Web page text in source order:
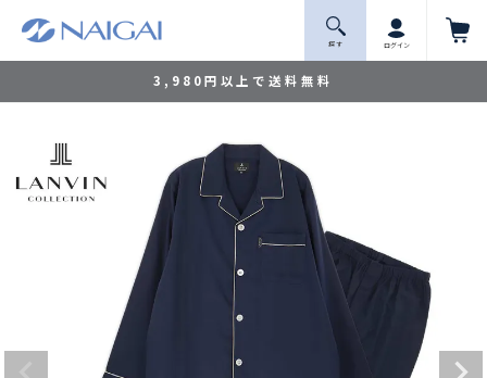
3,980円以上で送料無料
探 す ログイン